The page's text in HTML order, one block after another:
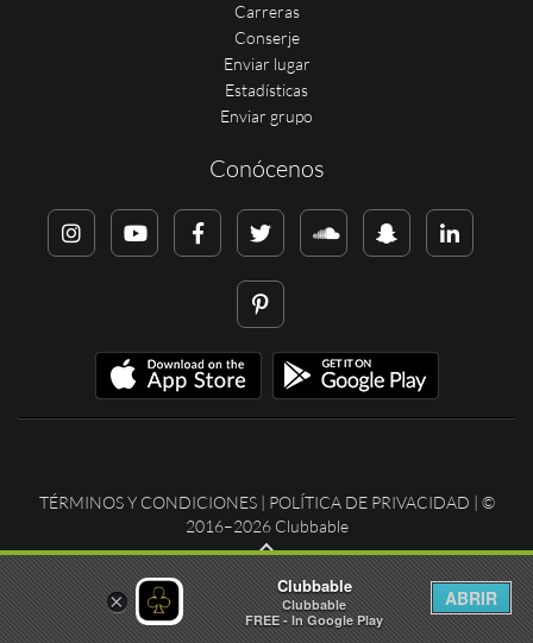
Carreras
Conserje
Enviar lugar
Estadísticas
Enviar grupo
Conócenos
TÉRMINOS Y CONDICIONES| POLÍTICA DE PRIVACIDAD | ©
2016–2026 Clubbable
×
Clubbable
Clubbable
FREE - In Google Play
ABRIR